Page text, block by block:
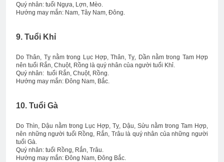
Quý nhân: tuổi Ngựa, Lợn, Mèo.
Hướng may mắn: Nam, Tây Nam, Đông.
9. Tuổi Khỉ
Do Thân, Tỵ nằm trong Lục Hợp, Thân, Tỵ, Dần nằm trong Tam Hợp
nên tuổi Rắn, Chuột, Rồng là quý nhân của người tuổi Khỉ.
Quý nhân: tuổi Rắn, Chuột, Rồng.
Hướng may mắn: Đông Nam, Bắc.
10. Tuổi Gà
Do Thìn, Dậu nằm trong Lục Hợp, Tỵ, Dậu, Sửu nằm trong Tam Hợp,
nên những người tuổi Rồng, Rắn, Trâu là quý nhân của những người
tuổi Gà.
Quý nhân: tuổi Rồng, Rắn, Trâu.
Hướng may mắn: Đông Nam, Đông Bắc.